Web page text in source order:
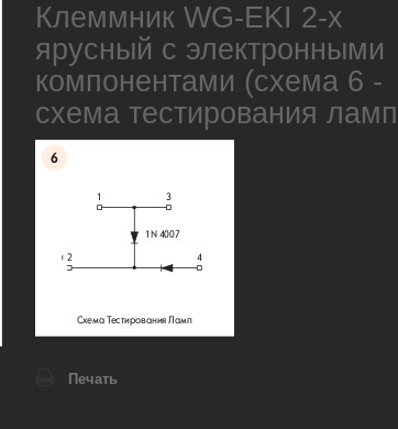
Клеммник WG-EKI 2-х
ярусный с электронными
компонентами (схема 6 -
схема тестирования
Печать